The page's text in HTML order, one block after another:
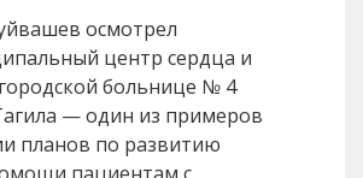
осмотрел
центр сердца и
больнице № 4
— один из примеров
планов по развитию